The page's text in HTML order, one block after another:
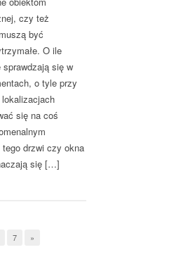
czy też
być
O ile
sprawdzają się w
o tyle przy
się na coś
tego drzwi czy okna
się […]
7 »